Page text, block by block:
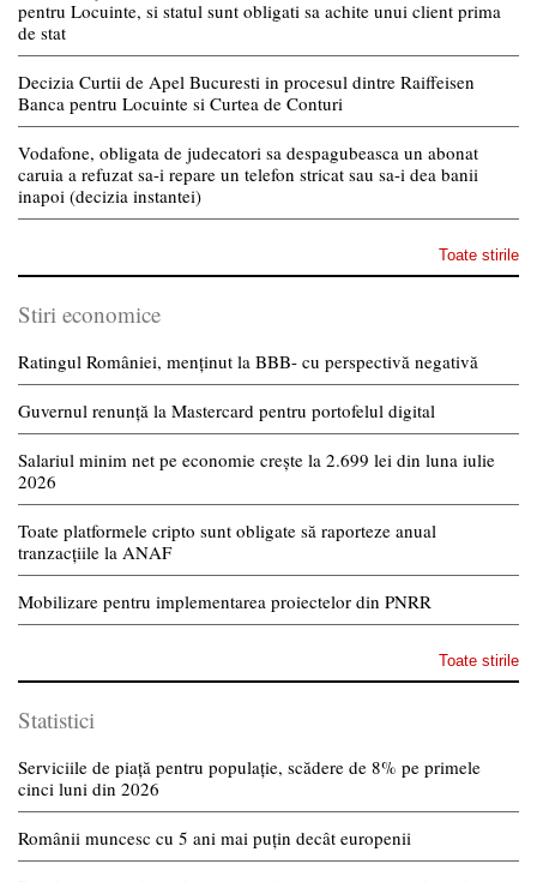
pentru Locuinte, si statul sunt obligati sa achite unui client prima
de stat
Decizia Curtii de Apel Bucuresti in procesul dintre Raiffeisen
Banca pentru Locuinte si Curtea de Conturi
Vodafone, obligata de judecatori sa despagubeasca un abonat
caruia a refuzat sa-i repare un telefon stricat sau sa-i dea banii
inapoi (decizia instantei)
Toate stirile
Stiri economice
Ratingul României, menținut la BBB- cu perspectivă negativă
Guvernul renunță la Mastercard pentru portofelul digital
Salariul minim net pe economie crește la 2.699 lei din luna iulie
2026
Toate platformele cripto sunt obligate să raporteze anual
tranzacțiile la ANAF
Mobilizare pentru implementarea proiectelor din PNRR
Toate stirile
Statistici
Serviciile de piață pentru populație, scădere de 8% pe primele
cinci luni din 2026
Românii muncesc cu 5 ani mai puțin decât europenii